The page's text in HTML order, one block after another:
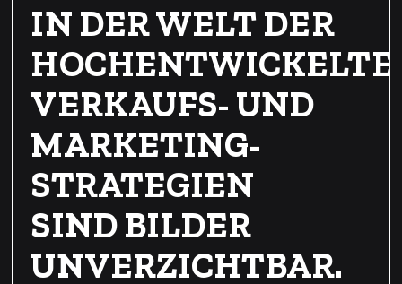
IN DER WELT DER
VERKAUFS- UND
MARKETING-
STRATEGIEN
SIND BILDER
UNVERZICHTBAR.